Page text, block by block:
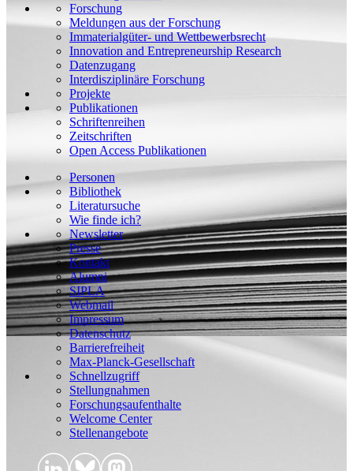
Forschung
Meldungen aus der Forschung
Immaterialgüter- und Wettbewerbsrecht
Innovation and Entrepreneurship Research
Datenzugang
Interdisziplinäre Forschung
Projekte
Publikationen
Schriftenreihen
Zeitschriften
Open Access Publikationen
Personen
Bibliothek
Literatursuche
Wie finde ich?
Newsletter
Presse
Kontakt
Alumni
SIPLA
Webmail
Impressum
Datenschutz
Barrierefreiheit
Max-Planck-Gesellschaft
Schnellzugriff
Stellungnahmen
Forschungsaufenthalte
Welcome Center
Stellenangebote